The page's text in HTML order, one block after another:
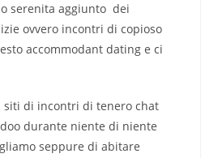
serenita aggiunto dei
ovvero incontri di copioso
accommodant dating e ci
siti di incontri di tenero chat
durante niente di niente
seppure di abitare